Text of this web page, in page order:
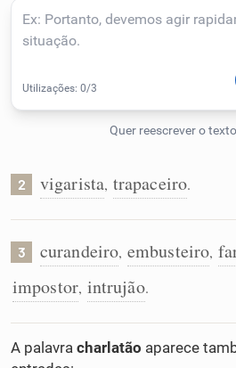
Corrigir Texto
Detector de IA
Humanizador de IA
Conexões
Caça-palavras
2 vigarista, trapaceiro.
3 curandeiro, embusteiro,
impostor, intrujão.
A palavra charlatão aparece